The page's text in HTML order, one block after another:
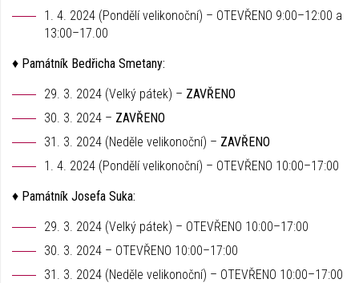
1. 4. 2024 (Pondělí velikonoční) – OTEVŘENO 9:00–12:00 a
13:00–17.00
♦ Památník Bedřicha Smetany:
29. 3. 2024 (Velký pátek) – ZAVŘENO
30. 3. 2024 – ZAVŘENO
31. 3. 2024 (Neděle velikonoční) – ZAVŘENO
1. 4. 2024 (Pondělí velikonoční) – OTEVŘENO 10:00–17:00
♦ Památník Josefa Suka:
29. 3. 2024 (Velký pátek) – OTEVŘENO 10:00–17:00
30. 3. 2024 – OTEVŘENO 10:00–17:00
31. 3. 2024 (Neděle velikonoční) – OTEVŘENO 10:00–17:00